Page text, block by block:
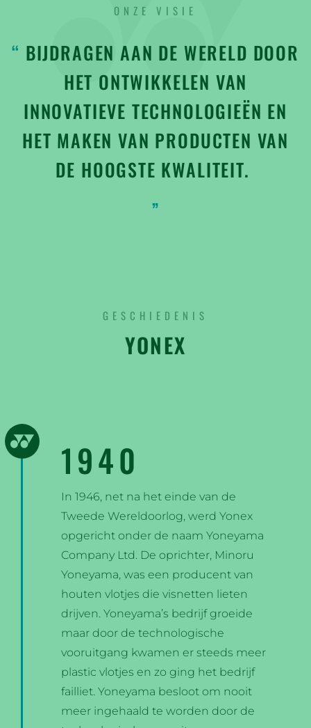
ONZE VISIE
BIJDRAGEN AAN DE WERELD DOOR
HET ONTWIKKELEN VAN
INNOVATIEVE TECHNOLOGIEËN EN
HET MAKEN VAN PRODUCTEN VAN
DE HOOGSTE KWALITEIT.
GESCHIEDENIS
YONEX
1940
In 1946, net na het einde van de
Tweede Wereldoorlog, werd Yonex
opgericht onder de naam Yoneyama
Company Ltd. De oprichter, Minoru
Yoneyama, was een producent van
houten vlotjes die visnetten lieten
drijven. Yoneyama’s bedrijf groeide
maar door de technologische
vooruitgang kwamen er steeds meer
plastic vlotjes en zo ging het bedrijf
failliet. Yoneyama besloot om nooit
meer ingehaald te worden door de